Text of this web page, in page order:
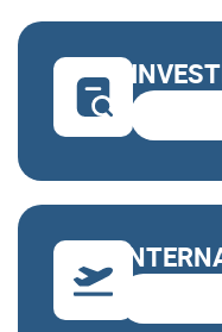
Administración y
cuidado y de los
enfermería
ASIGNATURA